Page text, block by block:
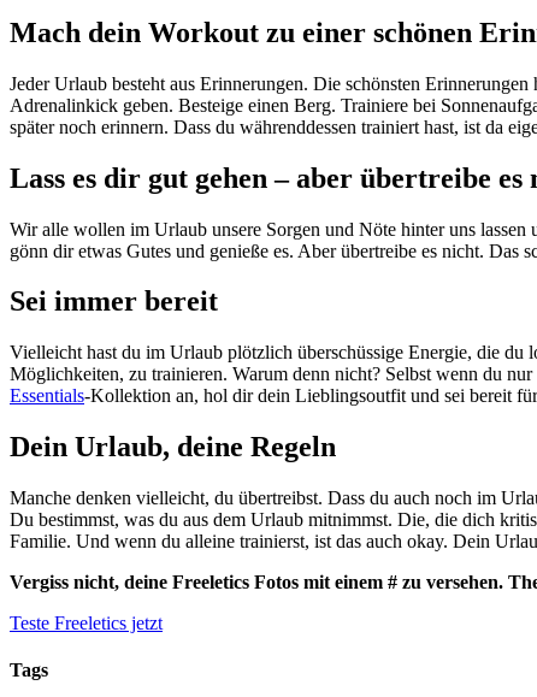
Mach dein Workout zu einer schönen
Jeder Urlaub besteht aus Erinnerungen. Die schönsten
Adrenalinkick geben. Besteige einen Berg. Trainiere bei
später noch erinnern. Dass du währenddessen trainiert hast, ist da
Lass es dir gut gehen – aber übertreibe es
Wir alle wollen im Urlaub unsere Sorgen und Nöte hinter uns
gönn dir etwas Gutes und genieße es. Aber übertreibe es nicht. Das
Sei immer bereit
Vielleicht hast du im Urlaub plötzlich überschüssige Energie, die du
Möglichkeiten, zu trainieren. Warum denn nicht? Selbst wenn du nur
Essentials-Kollektion an, hol dir dein Lieblingsoutfit und sei bereit
Dein Urlaub, deine Regeln
Manche denken vielleicht, du übertreibst. Dass du auch noch im
Du bestimmst, was du aus dem Urlaub mitnimmst. Die, die dich
Familie. Und wenn du alleine trainierst, ist das auch okay. Dein
Vergiss nicht, deine Freeletics Fotos mit einem # zu versehen.
Teste Freeletics jetzt
Tags